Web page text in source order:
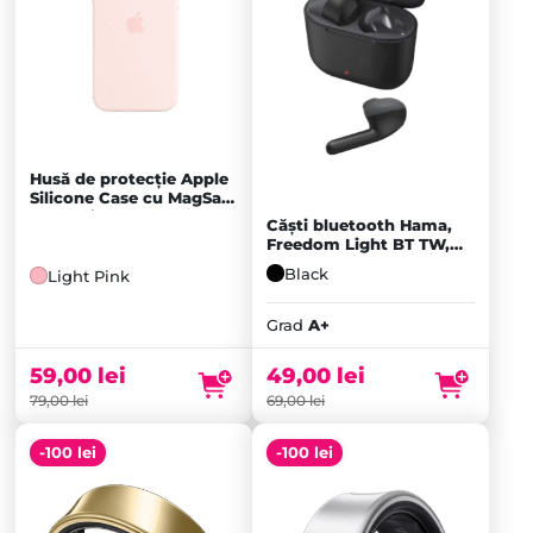
Husă de protecție Apple
Silicone Case cu MagSafe
pentru iPhone 15 Plus,
Light Pink
79,00lei
59,00 lei
Căști bluetooth Hama,
Freedom Light BT TW,
Negru - A+
Black
Grad A+
69,00lei
inițial
fost:
69,00 lei.
49,00 lei
Prețul
este:
49,00 lei.
-100 lei -100 lei